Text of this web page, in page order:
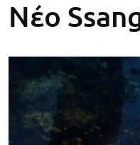
Νέο